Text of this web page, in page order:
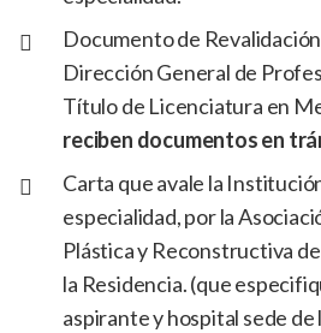
Documento de
Dirección General de
Título de Licenciatura en
reciben documentos en
Carta que avale la
especialidad, por la
Plástica y Reconstructiva
la Residencia. (que
aspirante y hospital sede de